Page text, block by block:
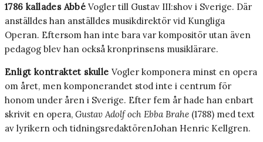
1786 kallades Abbé Vogler till Gustav III:shov i Sverige. Där
anställdes han anställdes musikdi­rektör vid Kungliga
Operan. Eftersom han inte bara var kompositör utan även
pedagog blev han också kronprinsens musiklärare.
Enligt kontraktet skulle Vogler komponera minst en opera
om året, men komponerandet stod inte i centrum för
honom under åren i Sve­rige. Efter fem år hade han enbart
skrivit en opera, Gustav Adolf och Ebba Brahe (1788) med text
av lyrikern och tidningsredaktörenJohan Henric Kellgren.